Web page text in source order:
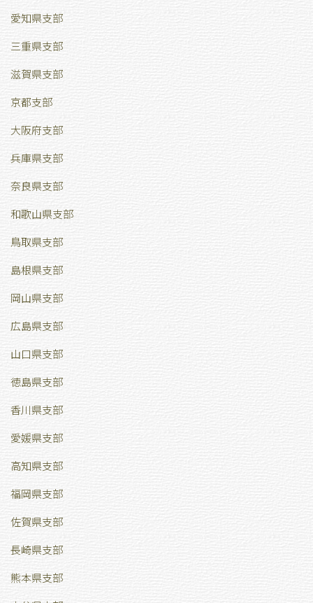
愛知県支部
三重県支部
滋賀県支部
京都支部
大阪府支部
兵庫県支部
奈良県支部
和歌山県支部
鳥取県支部
島根県支部
岡山県支部
広島県支部
山口県支部
徳島県支部
香川県支部
愛媛県支部
高知県支部
福岡県支部
佐賀県支部
長崎県支部
熊本県支部